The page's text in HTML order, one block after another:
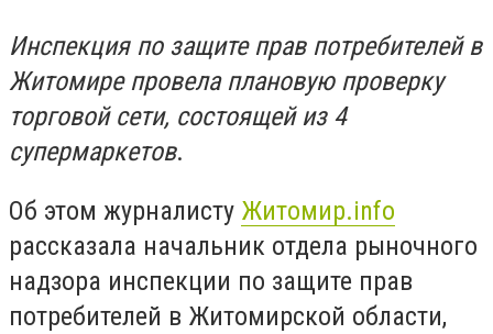
Инспекция по защите прав потребителей в
Житомире провела плановую проверку
торговой сети, состоящей из 4
супермаркетов.
Об этом журналисту Житомир.info
рассказала начальник отдела рыночного
надзора инспекции по защите прав
потребителей в Житомирской области,